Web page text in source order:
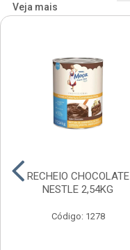
Veja mais
RECHEIO CHOCOLATE
NESTLE 2,54KG
Código: 1278